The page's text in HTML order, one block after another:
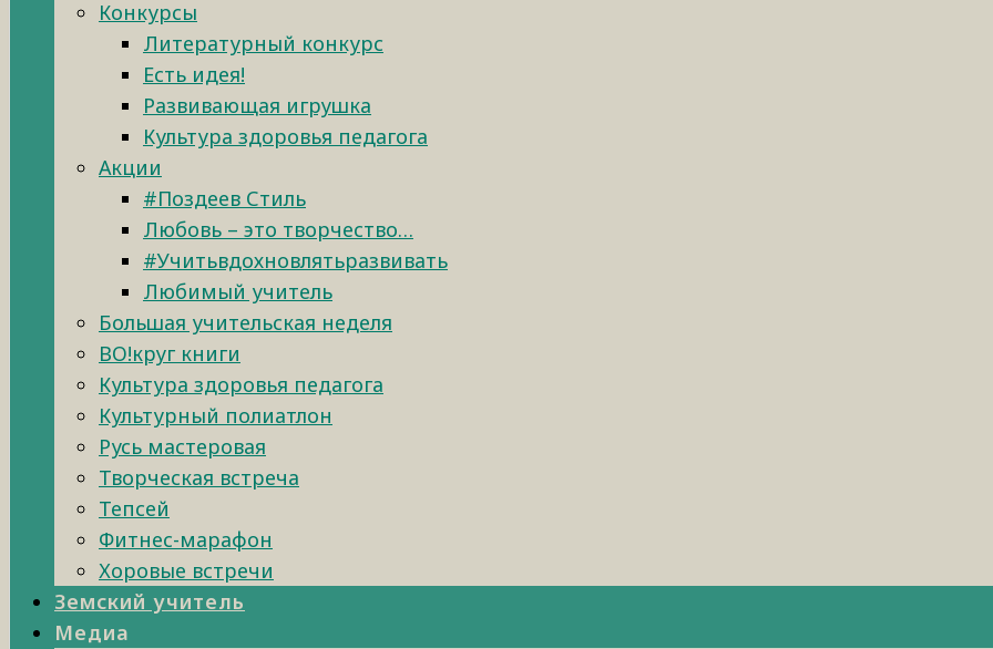
Конкурсы
Литературный конкурс
Есть идея!
Развивающая игрушка
Культура здоровья педагога
Акции
#Поздеев Стиль
Любовь – это творчество…
#Учитьвдохновлятьразвивать
Любимый учитель
Большая учительская неделя
ВО!круг книги
Культура здоровья педагога
Культурный полиатлон
Русь мастеровая
Творческая встреча
Тепсей
Фитнес-марафон
Хоровые встречи
Земский учитель
Медиа